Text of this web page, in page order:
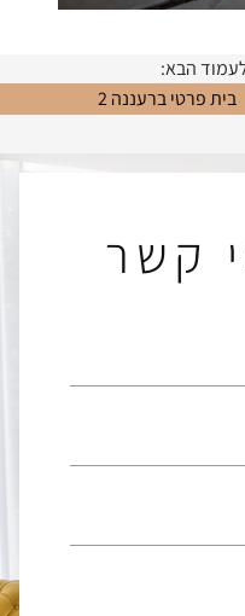
הבא:
בית פרטי ברעננה 2
קשר